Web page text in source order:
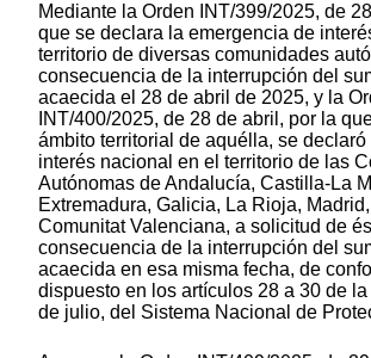
Mediante la Orden INT/399/2025, de
que se declara la emergencia de
territorio de diversas comunidades
consecuencia de la interrupción del
acaecida el 28 de abril de 2025, y la
INT/400/2025, de 28 de abril, por la
ámbito territorial de aquélla, se
interés nacional en el territorio de las
Autónomas de Andalucía, Castilla-La
Extremadura, Galicia, La Rioja,
Comunitat Valenciana, a solicitud de
consecuencia de la interrupción del
acaecida en esa misma fecha, de
dispuesto en los artículos 28 a 30 de
de julio, del Sistema Nacional de